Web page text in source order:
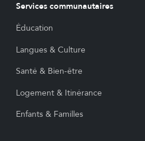
Services communautaires
Éducation
Langues & Culture
Santé & Bien-être
Logement & Itinérance
Enfants & Familles